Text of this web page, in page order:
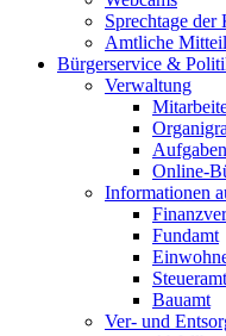
Sprechtage der
Amtliche
Bürgerservice &
Verwaltung
Aufgaben
Online-
Informationen
Fundamt
Steueramt
Bauamt
Ver- und